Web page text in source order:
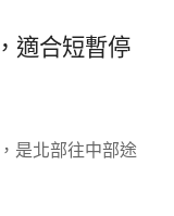
適合短暫停
是北部往中部途